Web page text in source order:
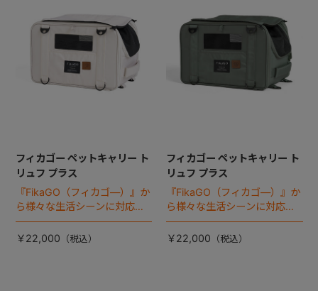
フィカゴー ペットキャリー ト
リュフ プラス
『FikaGO（フィカゴ―）』か
ら様々な生活シーンに対応す
る4wayタイプの小型犬用 ペ
ットキャリー 『トリュフ プラ
￥22,000
フィカゴー ペットキャリー ト
リュフ プラス
『FikaGO（フィカゴ―）』か
ら様々な生活シーンに対応す
る4wayタイプの小型犬用 ペ
ットキャリー 『トリュフ プラ
￥22,000